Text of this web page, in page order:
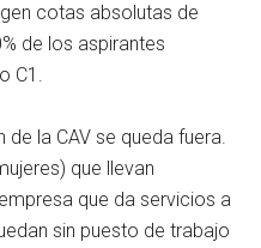
cotas absolutas de
de los aspirantes
C1.
la CAV se queda fuera.
que llevan
que da servicios a
sin puesto de trabajo